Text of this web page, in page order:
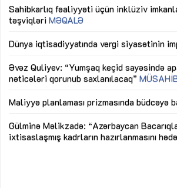
Sahibkarlıq fəaliyyəti üçün inklüziv
təşviqləri MƏQALƏ
Dünya iqtisadiyyatında vergi siyasətinin
Əvəz Quliyev: “Yumşaq keçid sayəsində
nəticələri qorunub saxlanılacaq”
Maliyyə planlaması prizmasında büdcəyə
Gülminə Məlikzadə: “Azərbaycan
ixtisaslaşmış kadrların hazırlanmasını